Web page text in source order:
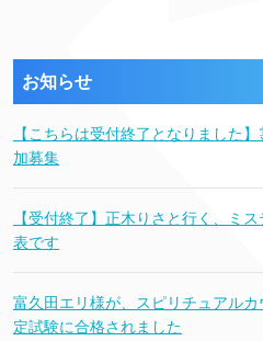
お知らせ
【こちらは受付終了となりました
加募集
【受付終了】正木りさと行く、ミ
表です
富久田エリ様が、スピリチュアル
定試験に合格されました